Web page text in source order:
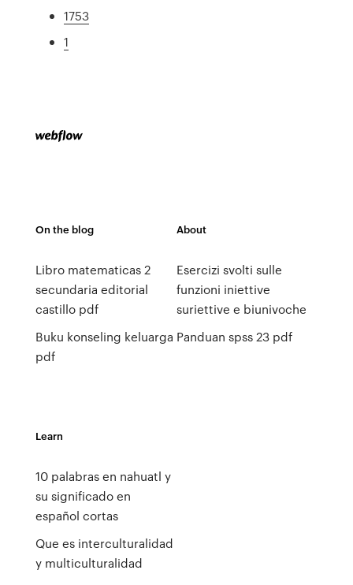
1753
1
On the blog
Libro matematicas 2
secundaria editorial
castillo pdf
Buku konseling keluarga
pdf
About
Esercizi svolti sulle
funzioni iniettive
suriettive e biunivoche
Panduan spss 23 pdf
Learn
10 palabras en nahuatl y
su significado en
español cortas
Que es interculturalidad
y multiculturalidad